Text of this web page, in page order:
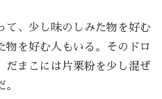
て、少し味のしみた物を好む
物を好む人もいる。そのドロ
だまこには片栗粉を少し混ぜ